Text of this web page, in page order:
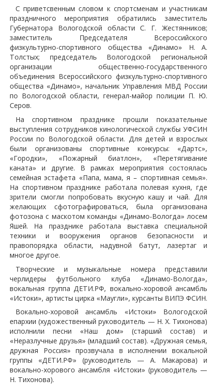
С приветсвенным словом к спортсменам и участникам
праздничного мероприятия обратились заместитель
Губернатора Вологодской области С. Г. Жестянников;
заместитель Председателя Всероссийского
физкультурно-спортивного общества «Динамо» Н. А.
Толстых; председатель Вологодской региональной
организации общественно-государственного
объединения Всероссийского физкультурно-спортивного
общества «Динамо», начальник Управления МВД России
по Вологодской области, генерал-майор полиции П. Ю.
Серов.
На спортивном празднике прошли показательные
выступления сотрудников кинологической службы УФСИН
России по Вологодской области. Для детей и взрослых
были организованы спортивные конкурсы: «Дартс»,
«Городки», «Пожарный биатлон», «Перетягивание
каната» и другие. В рамках мероприятия состоялась
семейная эстафета «Папа, мама, я – спортивная семья».
На спортивном празднике работала полевая кухня, где
зрители смогли попробовать вкусную кашу и чай. Для
желающих сфотографироваться, была организована
фотозона с маскотом команды «Динамо-Вологда» лосем
Яшей. На празднике работала выставка специальной
техники и вооружения органов безопасности и
правопорядка области, надувной батут, лазертаг и
многое другое.
Творческие и музыкальные номера представили
черлидеры футбольного клуба «Динамо-Вологда»,
вокальная группа ДЕТИ.РФ, вокально-хоровой ансамбль
«Истоки», артисты цирка «Маугли», курсанты ВИПЭ ФСИН.
Вокально-хоровой ансамбль «Истоки» Вологодской
епархии (художественный руководитель — Н. Х. Тихонова)
исполнили песни «Наш дом» (старший состав) и
«Неразлучные друзья» (младший состав). «Дружная семья,
дружная Россия» прозвучала в исполнении вокальной
группы «ДЕТИ.РФ» (руководитель — А. Макарова) и
вокально-хорового ансамбля «Истоки» (руководитель —
Н. Тихонова).